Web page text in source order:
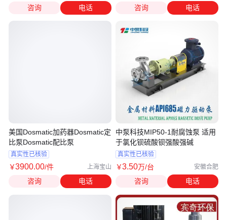
咨询 电话
美国Dosmatic加药器Dosmatic定
比泵Dosmatic配比泵
真实性已核验
￥3900.00/件 上海宝山
咨询 电话
咨询 电话
中泵科技MIP50-1耐腐蚀泵 适用
于氯化钡硫酸钡强酸强碱
真实性已核验
￥3.50万/台 安徽合肥
咨询 电话